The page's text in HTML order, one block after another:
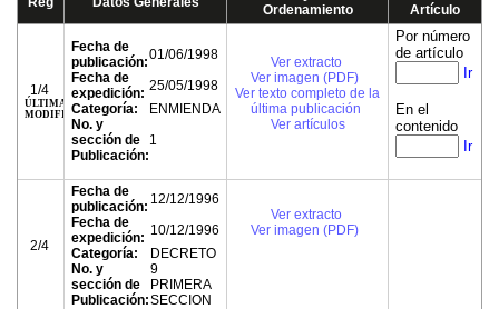
Ordenamiento
Artículo
1/4
ÚLTIMA
MODIFICACIÓN
Fecha de
publicación:01/06/1998
Fecha de
expedición: 25/05/1998
Categoría:
ENMIENDA
No. y
sección de
Publicación:
1
Ver extracto
Ver imagen (PDF)
Ver texto completo de la
última publicación
Ver artículos
Por número
de artículo
Ir
En el
contenido
Ir
2/4
Fecha de
publicación: 12/12/1996
Fecha de
expedición: 10/12/1996
Categoría:
DECRETO
No. y
sección de
Publicación:
9
PRIMERA
SECCION
Ver extracto
Ver imagen (PDF)